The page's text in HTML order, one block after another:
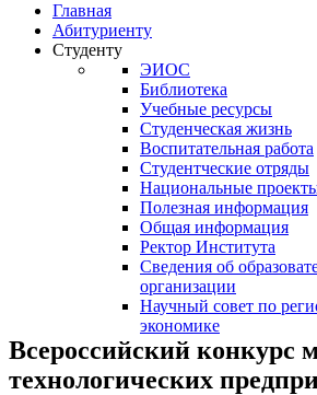
Главная
Абитуриенту
Студенту
ЭИОС
Библиотека
Учебные ресурсы
Студенческая жизнь
Воспитательная работа
Студентческие отряды
Национальные
Полезная информация
Общая информация
Ректор Института
Сведения об
организации
Научный совет по
экономике
Всероссийский конкурс
технологических